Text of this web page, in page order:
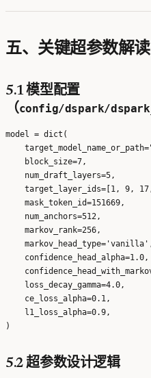
五、关键超参数解读
5.1 模型配置
（config/dspark/
model = dict(
block_size=7,
num_draft_layers=5,
target_layer_ids=[1, 9,
mask_token_id=151669,
num_anchors=512,
markov_rank=256,
loss_decay_gamma=4.0,
ce_loss_alpha=0.1,
l1_loss_alpha=0.9,
5.2 超参数设计逻辑